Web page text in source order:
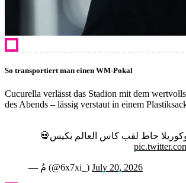
So transportiert man einen WM-Pokal
Cucurella verlässt das Stadion mit dem
des Abends – lässig verstaut in einem
حاط لقب كاس العالم بكيس💀
— مُ (@6x7xi_) July 20, 2026